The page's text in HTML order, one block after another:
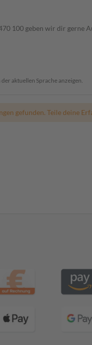
100 geben wir dir gerne
aktuellen Sprache anzeigen.
gefunden. Teile deine